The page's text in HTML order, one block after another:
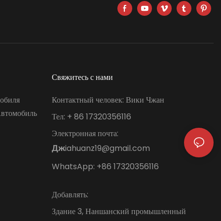
Свяжитесь с нами
Контактный человек: Вики Чжан
Тел: + 86 17320356116
Электронная почта:
Джiahuanz19@gmail.com
WhatsApp: +86 17320356116
Добавлять:
Здание 3, Наншанский промышленный